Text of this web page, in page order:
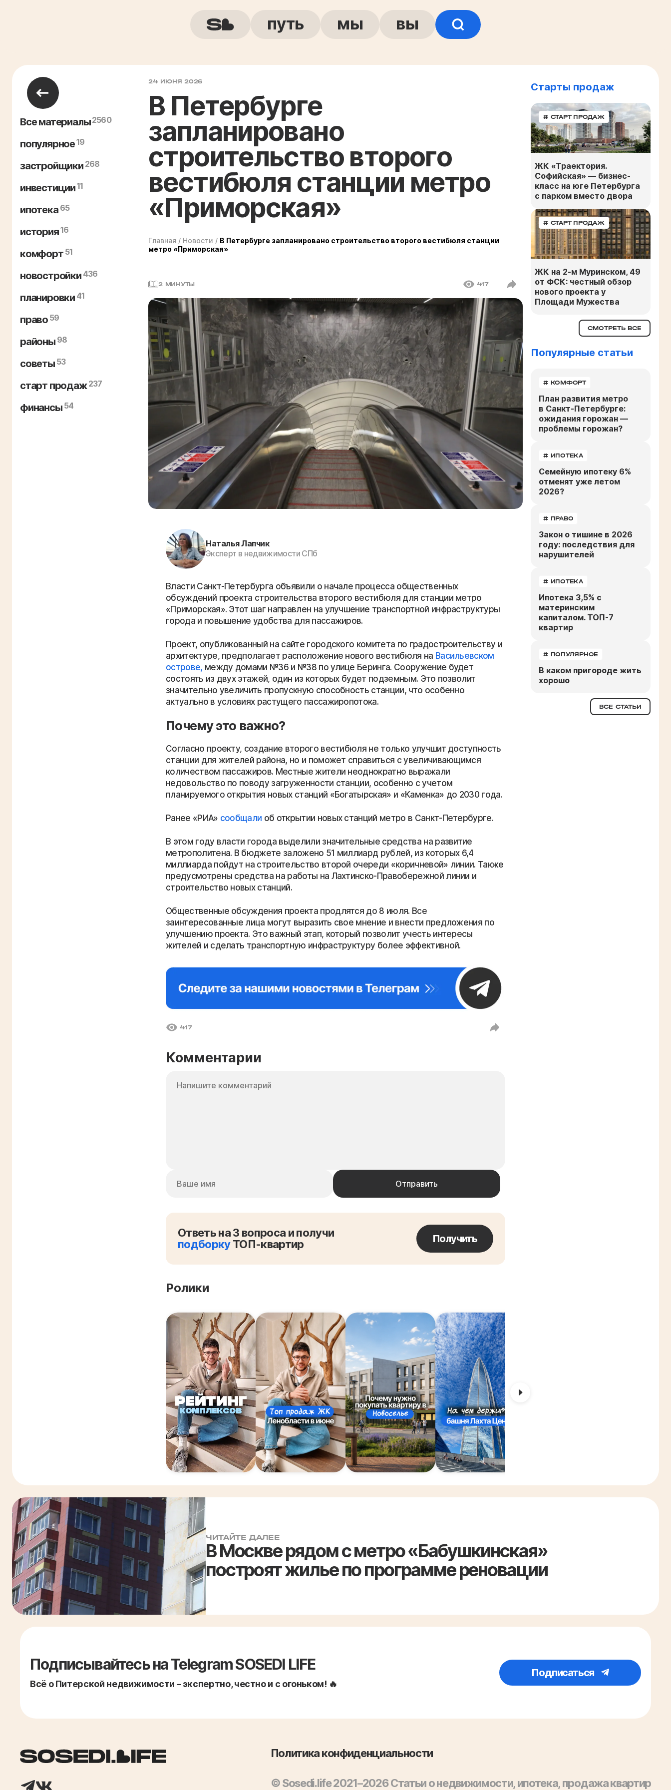
путь мы вы
Все материалы2560
популярное19
застройщики 268
инвестиции11
ипотека 65
история16
комфорт 51
новостройки 436
планировки 41
право 59
районы 98
советы 53
старт продаж 237
финансы 54
24 ИЮНЯ 2026
В Петербурге
запланировано
строительство второго
вестибюля станции метро
«Приморская»
Главная / Новости / В Петербурге запланировано строительство второго вестибюля станции
метро «Приморская»
2 МИНУТЫ 417
Наталья Лапчик
Эксперт в недвижимости СПб
Власти Санкт-Петербурга объявили о начале процесса общественных
обсуждений проекта строительства второго вестибюля для станции метро
«Приморская». Этот шаг направлен на улучшение транспортной инфраструктуры
города и повышение удобства для пассажиров.
Проект, опубликованный на сайте городского комитета по градостроительству и
архитектуре, предполагает расположение нового вестибюля на Васильевском
острове, между домами №36 и №38 по улице Беринга. Сооружение будет
состоять из двух этажей, один из которых будет подземным. Это позволит
значительно увеличить пропускную способность станции, что особенно
актуально в условиях растущего пассажиропотока.
Почему это важно?
Согласно проекту, создание второго вестибюля не только улучшит доступность
станции для жителей района, но и поможет справиться с увеличивающимся
количеством пассажиров. Местные жители неоднократно выражали
недовольство по поводу загруженности станции, особенно с учетом
планируемого открытия новых станций «Богатырская» и «Каменка» до 2030 года.
Ранее «РИА» сообщали об открытии новых станций метро в Санкт-Петербурге.
В этом году власти города выделили значительные средства на развитие
метрополитена. В бюджете заложено 51 миллиард рублей, из которых 6,4
миллиарда пойдут на строительство второй очереди «коричневой» линии. Также
предусмотрены средства на работы на Лахтинско-Правобережной линии и
строительство новых станций.
Общественные обсуждения проекта продлятся до 8 июля. Все
заинтересованные лица могут выразить свое мнение и внести предложения по
улучшению проекта. Это важный этап, который позволит учесть интересы
жителей и сделать транспортную инфраструктуру более эффективной.
417
Комментарии
Ответь на 3 вопроса и получи
подборкуТОП-квартир Получить
Ролики
Старты продаж
# СТАРТ ПРОДАЖ
ЖК «Траектория.
Софийская» — бизнес-
класс на юге Петербурга
с парком вместо двора
# СТАРТ ПРОДАЖ
ЖК на 2-м Муринском, 49
от ФСК: честный обзор
нового проекта у
Площади Мужества
СМОТРЕТЬ ВСЕ
Популярные статьи
# КОМФОРТ
План развития метро
в Санкт-Петербурге:
ожидания горожан —
проблемы горожан?
# ИПОТЕКА
Семейную ипотеку 6%
отменят уже летом
2026?
# ПРАВО
Закон о тишине в 2026
году: последствия для
нарушителей
# ИПОТЕКА
Ипотека 3,5% с
материнским
капиталом. ТОП-7
квартир
# ПОПУЛЯРНОЕ
В каком пригороде жить
хорошо
ВСЕ СТАТЬИ
ЧИТАЙТЕ ДАЛЕЕ
В Москве рядом с метро «Бабушкинская»
построят жилье по программе реновации
Подписывайтесь на Telegram SOSEDI LIFE
Всё о Питерской недвижимости – экспертно, честно и с огоньком! 🔥
Подписаться
Политика конфиденциальности
© Sosedi.life 2021–2026 Статьи о недвижимости, ипотека, продажа квартир